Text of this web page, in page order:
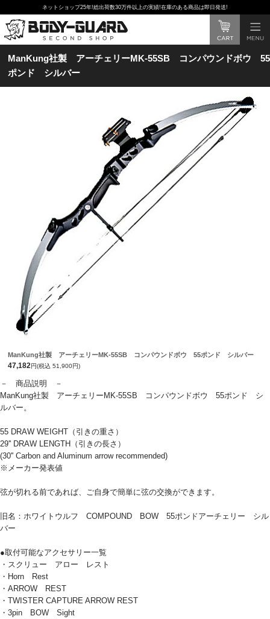
ネットショップ25年!総出荷数30万件以上の実績!在庫のある商品は即日発送!
ManKung社製 アーチェリーMK-55SB コンパウンドボウ 55
ポンド シルバー
ManKung社製 アーチェリーMK-55SB コンパウンドボウ 55ポンド シルバー
47,182円(税込 51,900円)
－ 商品説明 －
ManKung社製 アーチェリーMK-55SB コンパウンドボウ 55ポンド シ
ルバー。
55 DRAW WEIGHT（引きの重さ）
29'' DRAW LENGTH（引きの長さ）
(30'' Carbon and Aluminum arrow recommended)
※メーカー発表値
弦が切れる前であれば、ご自身で簡単に弦の交換ができます。
旧名：ホワイトウルフ COMPOUND BOW 55ポンドアーチェリー シル
バー
●取付可能なアクセサリー一覧
・スクリュー アロー レスト
・Horn Rest
・ARROW REST
・TWISTER CAPTURE ARROW REST
・3pin BOW Sight